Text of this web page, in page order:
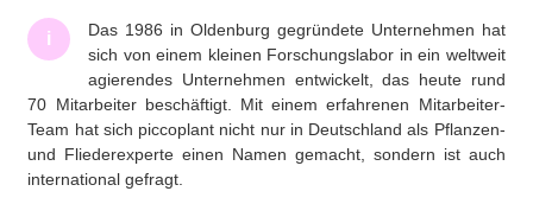
i
Das 1986 in Oldenburg gegründete Unternehmen hat
sich von einem kleinen Forschungslabor in ein weltweit
agierendes Unternehmen entwickelt, das heute rund
70 Mitarbeiter beschäftigt. Mit einem erfahrenen Mitarbeiter-
Team hat sich piccoplant nicht nur in Deutschland als Pflanzen-
und Fliederexperte einen Namen gemacht, sondern ist auch
international gefragt.